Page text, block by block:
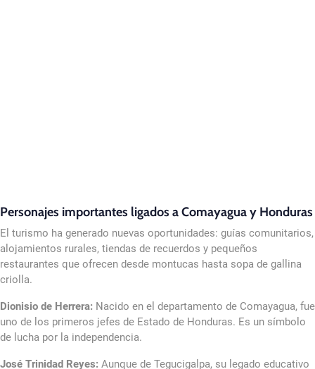
Personajes importantes ligados a Comayagua y Honduras
El turismo ha generado nuevas oportunidades: guías comunitarios,
alojamientos rurales, tiendas de recuerdos y pequeños
restaurantes que ofrecen desde montucas hasta sopa de gallina
criolla.
Dionisio de Herrera: Nacido en el departamento de Comayagua, fue
uno de los primeros jefes de Estado de Honduras. Es un símbolo
de lucha por la independencia.
José Trinidad Reyes: Aunque de Tegucigalpa, su legado educativo